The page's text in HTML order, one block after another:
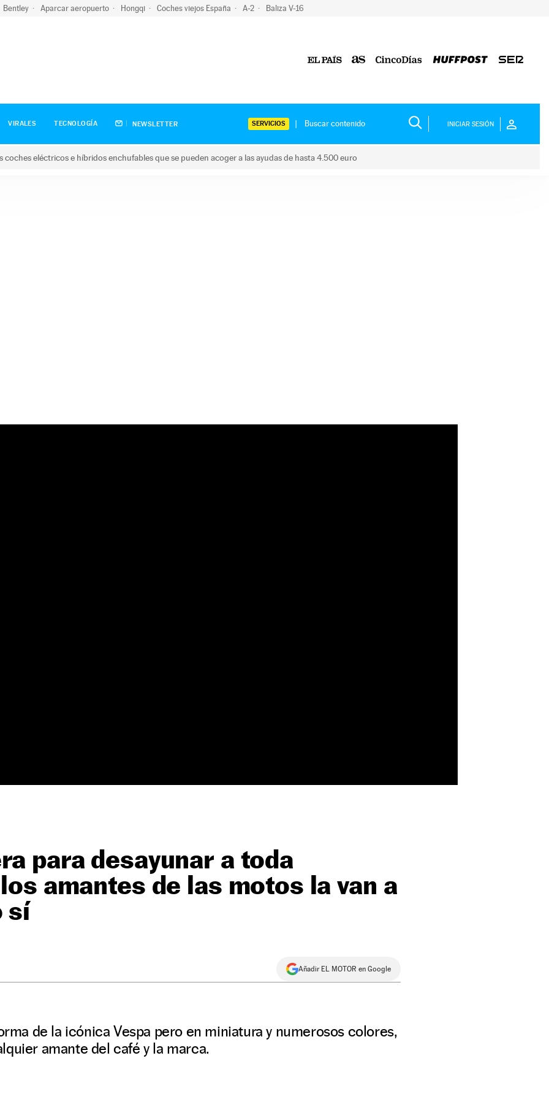
Bentley Aparcar aeropuerto Hongqi Coches viejos España A-2 Baliza V-16
VIRALES TECNOLOGÍA NEWSLETTER SERVICIOS INICIAR SESIÓN
eléctricos e híbridos enchufables que se pueden acoger a las ayudas de hasta 4.500 euro
para desayunar a toda
amantes de las motos la van a
sí
Añadir EL MOTOR en Google
de la icónica Vespa pero en miniatura y numerosos colores,
amante del café y la marca.